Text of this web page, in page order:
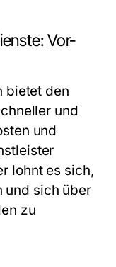
Vor-
bietet den
und
und
lohnt es sich,
und sich über
zu